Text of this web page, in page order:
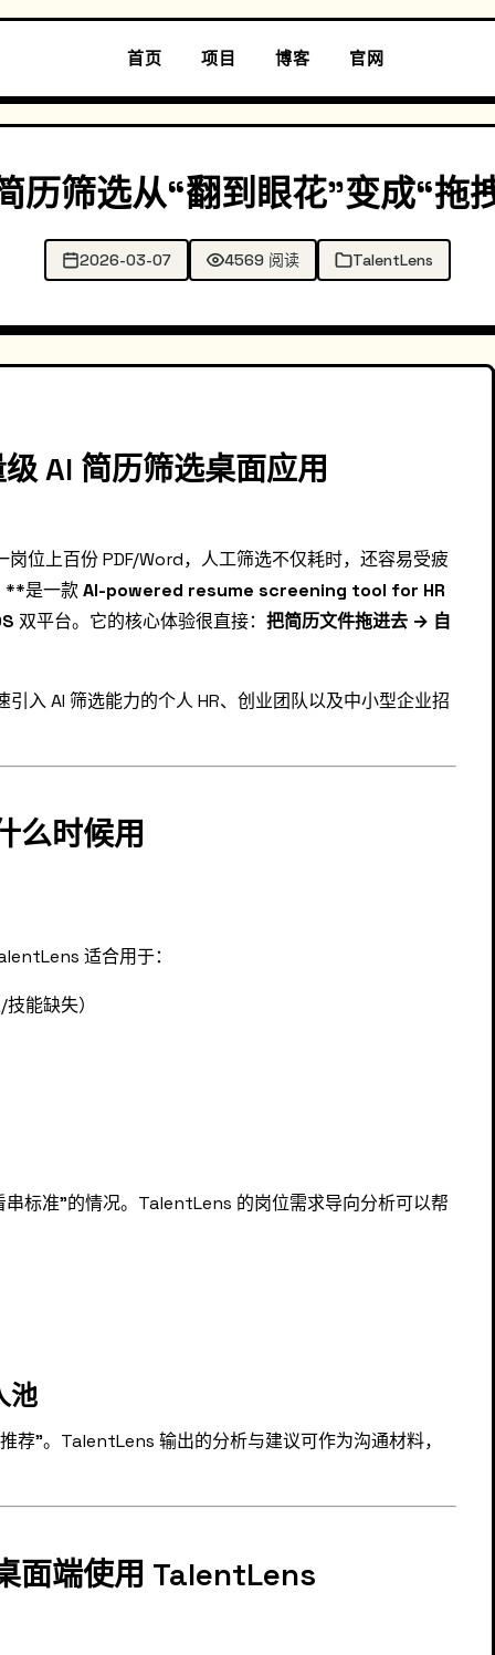
首页 项目 博客 官网
历筛选从“翻到眼花”变成“拖
2026-03-07 4569 阅读 TalentLens
AI 简历筛选桌面应用
岗位上百份 PDF/Word，人工筛选不仅耗时，还容易受疲
**是一款AI-powered resume screening tool for HR
双平台。它的核心体验很直接： 把简历文件拖进去 → 自
入 AI 筛选能力的个人 HR、创业团队以及中小型企业招
么时候用
适合用于：
能缺失）
标准”的情况。TalentLens 的岗位需求导向分析可以帮
池
荐”。TalentLens 输出的分析与建议可作为沟通材料，
面端使用 TalentLens